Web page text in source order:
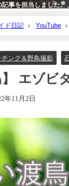
記事を担当しました。
ド日記 YouTube
ング＆野鳥撮影
】 エゾビ
年11月2日